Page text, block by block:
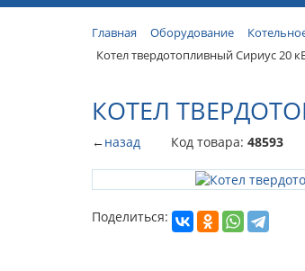
Главная Оборудование
Котел твердотопливный Сириус 20
КОТЕЛ
←назад Код товара: 48593
Поделиться: